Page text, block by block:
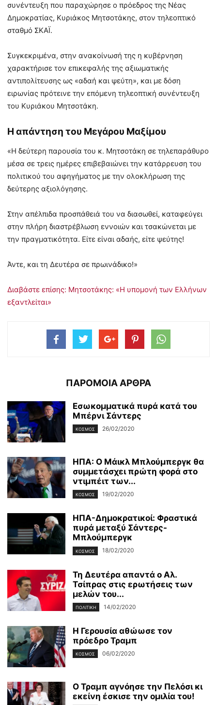
συνέντευξη που παραχώρησε ο πρόεδρος της Νέας
Δημοκρατίας, Κυριάκος Μητσοτάκης, στον τηλεοπτικό
σταθμό ΣΚΑΪ.
Συγκεκριμένα, στην ανακοίνωσή της η κυβέρνηση
χαρακτήρισε τον επικεφαλής της αξιωματικής
αντιπολίτευσης ως «αδαή και ψεύτη», και με δόση
ειρωνίας πρότεινε την επόμενη τηλεοπτική συνέντευξη
του Κυριάκου Μητσοτάκη.
Η απάντηση του Μεγάρου Μαξίμου
«Η δεύτερη παρουσία του κ. Μητσοτάκη σε τηλεπαράθυρο
μέσα σε τρεις ημέρες επιβεβαιώνει την κατάρρευση του
πολιτικού του αφηγήματος με την ολοκλήρωση της
δεύτερης αξιολόγησης.
Στην απέλπιδα προσπάθειά του να διασωθεί, καταφεύγει
στην πλήρη διαστρέβλωση εννοιών και τσακώνεται με
την πραγματικότητα. Είτε είναι αδαής, είτε ψεύτης!
Άντε, και τη Δευτέρα σε πρωινάδικο!»
Διαβάστε επίσης: Μητσοτάκης: «Η υπομονή των Ελλήνων
εξαντλείται»
ΠΑΡΟΜΟΙΑ ΑΡΘΡΑ
Εσωκομματικά πυρά κατά του
Μπέρνι Σάντερς
ΚΌΣΜΟΣ 26/02/2020
ΗΠΑ: Ο Μάικλ Μπλούμπεργκ θα
συμμετάσχει πρώτη φορά στο
ντιμπέιτ των...
ΚΌΣΜΟΣ 19/02/2020
ΗΠΑ-Δημοκρατικοί: Φραστικά
πυρά μεταξύ Σάντερς-
Μπλούμπεργκ
ΚΌΣΜΟΣ 18/02/2020
Τη Δευτέρα απαντά ο Αλ.
Τσίπρας στις ερωτήσεις των
μελών του...
ΠΟΛΙΤΙΚΉ 14/02/2020
Η Γερουσία αθώωσε τον
πρόεδρο Τραμπ
ΚΌΣΜΟΣ 06/02/2020
Ο Τραμπ αγνόησε την Πελόσι κι
εκείνη έσκισε την ομιλία του!